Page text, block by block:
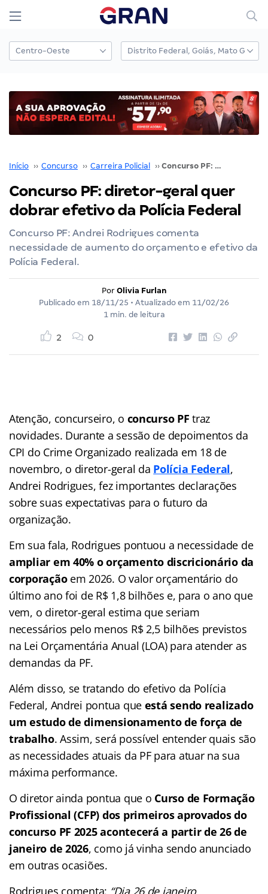
Início ›› Concurso ›› Carreira Policial ›› Concurso PF: diretor-geral quer dobrar efetivo da Polícia Federal
Concurso PF: diretor-geral quer
dobrar efetivo da Polícia Federal
Concurso PF: Andrei Rodrigues comenta
necessidade de aumento do orçamento e efetivo da
Polícia Federal.
Por Olivia Furlan
Publicado em 18/11/25 • Atualizado em 11/02/26
1 min. de leitura
2 0
Atenção, concurseiro, o concurso PF traz
novidades. Durante a sessão de depoimentos da
CPI do Crime Organizado realizada em 18 de
novembro, o diretor-geral da Polícia Federal,
Andrei Rodrigues, fez importantes declarações
sobre suas expectativas para o futuro da
organização.
Em sua fala, Rodrigues pontuou a necessidade de
ampliar em 40% o orçamento discricionário da
corporaçãoem 2026. O valor orçamentário do
último ano foi de R$ 1,8 bilhões e, para o ano que
vem, o diretor-geral estima que seriam
necessários pelo menos R$ 2,5 bilhões previstos
na Lei Orçamentária Anual (LOA) para atender as
demandas da PF.
Além disso, se tratando do efetivo da Polícia
Federal, Andrei pontua que está sendo realizado
um estudo de dimensionamento de força de
trabalho. Assim, será possível entender quais são
as necessidades atuais da PF para atuar na sua
máxima performance.
O diretor ainda pontua que o Curso de Formação
Profissional (CFP) dos primeiros aprovados do
concurso PF 2025 acontecerá a partir de 26 de
janeiro de 2026, como já vinha sendo anunciado
em outras ocasiões.
Rodrigues comenta: “Dia 26 de janeiro